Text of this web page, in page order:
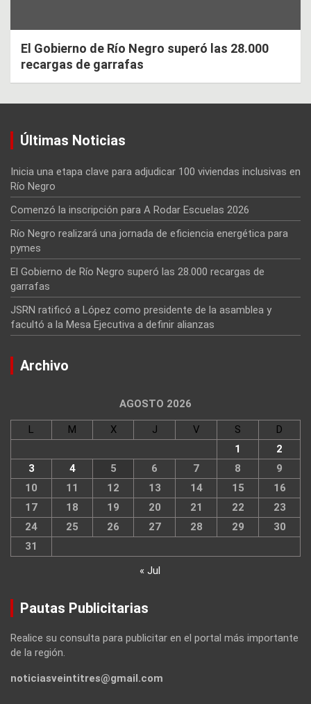
El Gobierno de Río Negro superó las 28.000
recargas de garrafas
Últimas Noticias
Inicia una etapa clave para adjudicar 100 viviendas inclusivas en
Río Negro
Comenzó la inscripción para A Rodar Escuelas 2026
Río Negro realizará una jornada de eficiencia energética para
pymes
El Gobierno de Río Negro superó las 28.000 recargas de
garrafas
JSRN ratificó a López como presidente de la asamblea y
facultó a la Mesa Ejecutiva a definir alianzas
Archivo
AGOSTO 2026
L M X J V S
D
1
2
3
4 5 6 7 8
9
10
11 12 13 14 15
16
17
18 19 20 21 22
23
24
25 26 27 28 29
30
31
« Jul
Pautas Publicitarias
Realice su consulta para publicitar en el portal más importante
de la región.
noticiasveintitres@gmail.com